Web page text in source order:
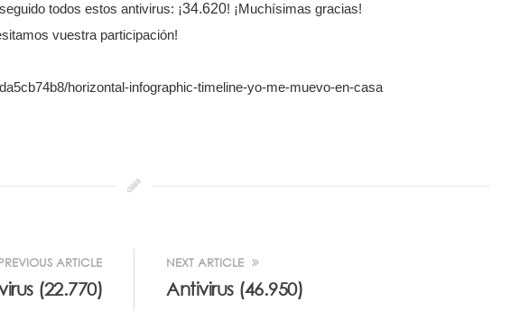
todos estos antivirus: ¡34.620! ¡Muchísimas gracias!
vuestra participación!
horizontal-infographic-timeline-yo-me-muevo-en-casa
ARTICLE
(22.770)
NEXT ARTICLE
Antivirus (46.950)